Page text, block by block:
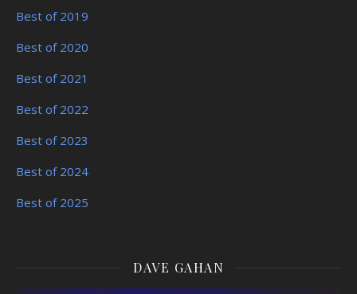
Best of 2019
Best of 2020
Best of 2021
Best of 2022
Best of 2023
Best of 2024
Best of 2025
DAVE GAHAN